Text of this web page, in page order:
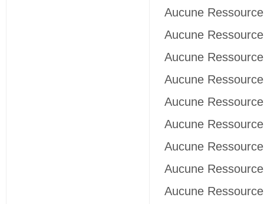
Aucune
Aucune
Aucune
Aucune
Aucune
Aucune
Aucune
Aucune
Aucune